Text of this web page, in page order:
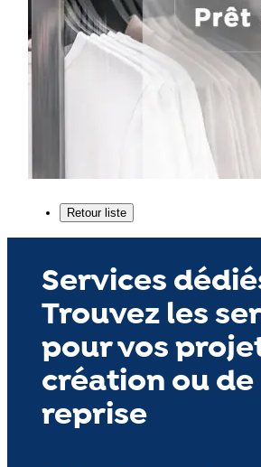
Services
Trouvez les
pour vos
création ou de
reprise